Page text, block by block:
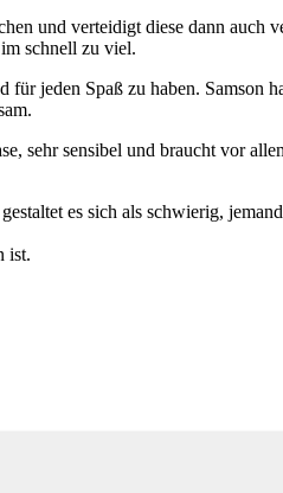
und verteidigt diese dann auch
schnell zu viel.
für jeden Spaß zu haben.
sehr sensibel und braucht vor
es sich als schwierig,
ist.